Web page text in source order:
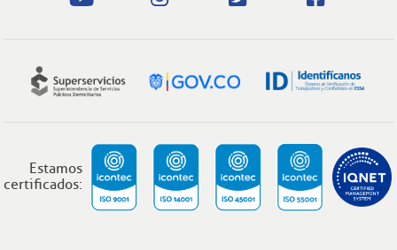
Estamos
certificados: